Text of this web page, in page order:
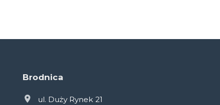
Brodnica
ul. Duży Rynek 21